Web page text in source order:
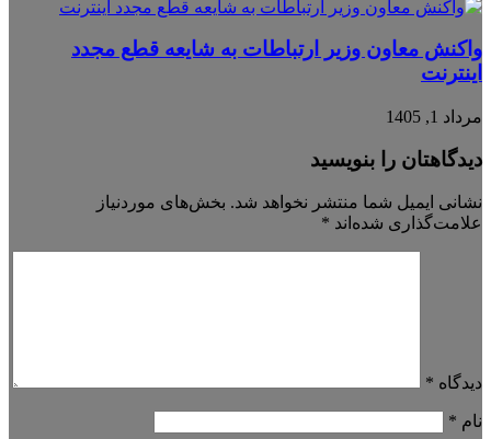
واکنش معاون وزیر ارتباطات به شایعه قطع مجدد
اینترنت
مرداد 1, 1405
دیدگاهتان را بنویسید
نشانی ایمیل شما منتشر نخواهد شد. بخش‌های موردنیاز
علامت‌گذاری شده‌اند *
دیدگاه *
نام *